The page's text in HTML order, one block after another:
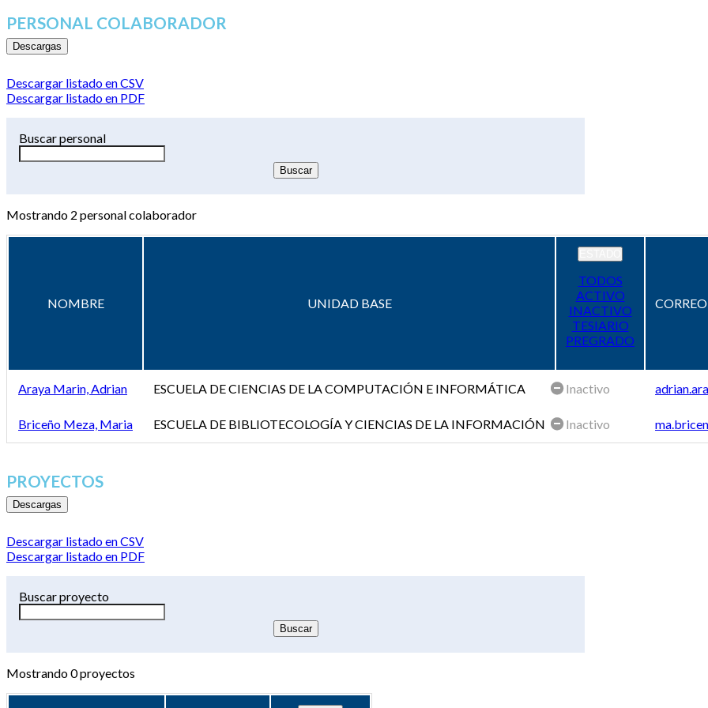
PERSONAL COLABORADOR
Descargas
Descargar listado en CSV
Descargar listado en PDF
Buscar personal
Mostrando 2 personal colaborador
NOMBRE UNIDAD BASE
TODOS
ACTIVO
INACTIVO
TESIARIO
PREGRADO
Araya Marin, Adrian ESCUELA DE CIENCIAS DE LA COMPUTACIÓN E INFORMÁTICA Inactivo
Briceño Meza, Maria ESCUELA DE BIBLIOTECOLOGÍA Y CIENCIAS DE LA INFORMACIÓN Inactivo
PROYECTOS
Descargas
Descargar listado en CSV
Descargar listado en PDF
Buscar proyecto
Mostrando0proyectos